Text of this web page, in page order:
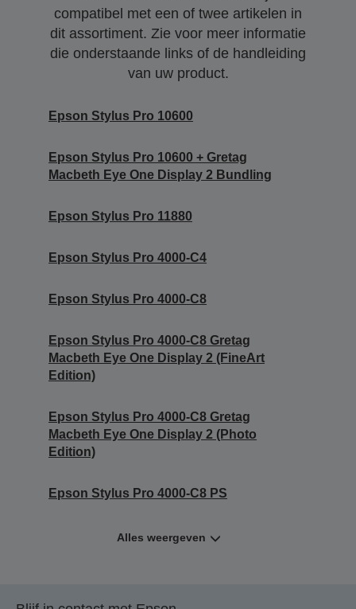
compatibel met een of twee artikelen in
dit assortiment. Zie voor meer informatie
die onderstaande links of de handleiding
van uw product.
Epson Stylus Pro 10600
Epson Stylus Pro 10600 + Gretag
Macbeth Eye One Display 2 Bundling
Epson Stylus Pro 11880
Epson Stylus Pro 4000-C4
Epson Stylus Pro 4000-C8
Epson Stylus Pro 4000-C8 Gretag
Macbeth Eye One Display 2 (FineArt
Edition)
Epson Stylus Pro 4000-C8 Gretag
Macbeth Eye One Display 2 (Photo
Edition)
Epson Stylus Pro 4000-C8 PS
Alles weergeven